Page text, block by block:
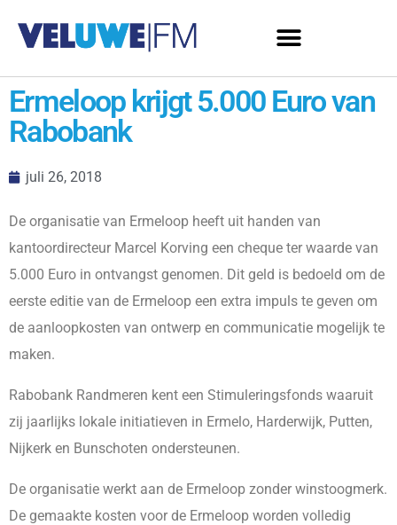
Ermeloop krijgt 5.000 Euro van
Rabobank
juli 26, 2018
De organisatie van Ermeloop heeft uit handen van
kantoordirecteur Marcel Korving een cheque ter waarde van
5.000 Euro in ontvangst genomen. Dit geld is bedoeld om de
eerste editie van de Ermeloop een extra impuls te geven om
de aanloopkosten van ontwerp en communicatie mogelijk te
maken.
Rabobank Randmeren kent een Stimuleringsfonds waaruit
zij jaarlijks lokale initiatieven in Ermelo, Harderwijk, Putten,
Nijkerk en Bunschoten ondersteunen.
De organisatie werkt aan de Ermeloop zonder winstoogmerk.
De gemaakte kosten voor de Ermeloop worden volledig